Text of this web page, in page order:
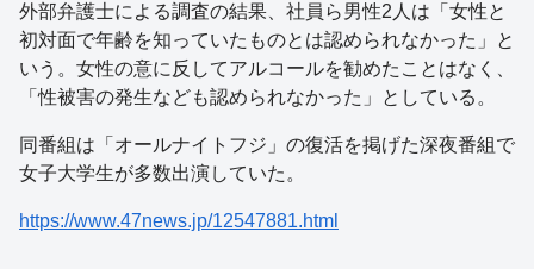
外部弁護士による調査の結果、社員ら男性2人は「女性と
初対面で年齢を知っていたものとは認められなかった」と
いう。女性の意に反してアルコールを勧めたことはなく、
「性被害の発生なども認められなかった」としている。
同番組は「オールナイトフジ」の復活を掲げた深夜番組で
女子大学生が多数出演していた。
https://www.47news.jp/12547881.html